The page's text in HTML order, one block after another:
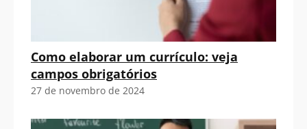
Como elaborar um currículo: veja
campos obrigatórios
27 de novembro de 2024